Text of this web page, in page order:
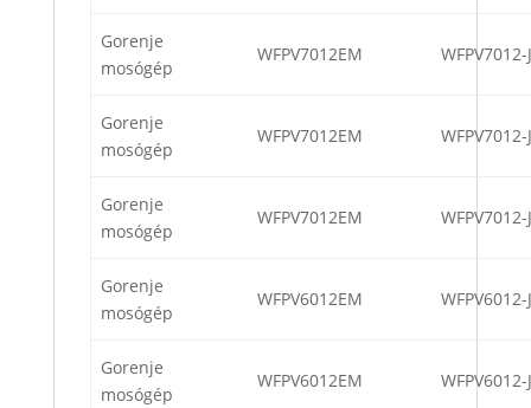
Gorenje
mosógép
WFPV7012EM
Gorenje
mosógép
WFPV7012EM
Gorenje
mosógép
WFPV7012EM
Gorenje
mosógép
WFPV6012EM
Gorenje
mosógép
WFPV6012EM